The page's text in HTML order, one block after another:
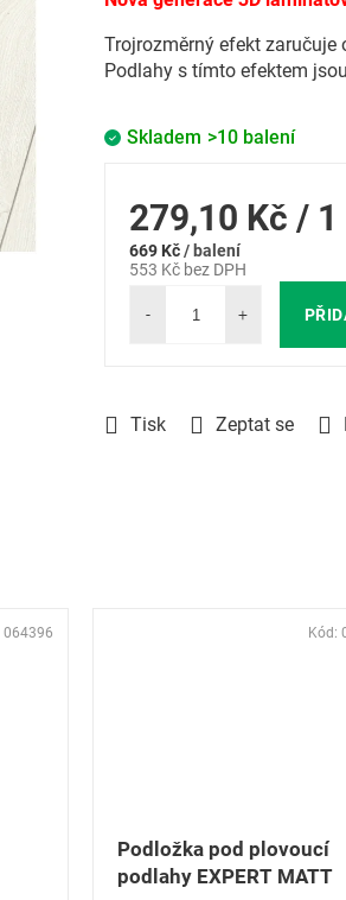
Skladem >10 balení
Trojrozměrný efekt
Podlahy s tímto efektem
Tisk Zeptat se
669 Kč/ balení
553 Kč bez DPH
Měrná
cena:
279,10 Kč / 1
064396
Podložka pod plovoucí
podlahy EXPERT MATT
Kód: